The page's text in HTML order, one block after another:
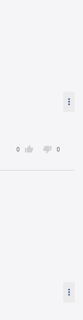


0  0
